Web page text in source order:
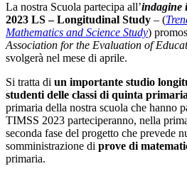
La nostra Scuola partecipa all’indagine
2023 LS – Longitudinal Study – (
Mathematics and Science Study)
Association for the Evaluation of
svolgerà nel mese di aprile.
Si tratta di un importante studio
studenti delle classi di quinta primaria
primaria della nostra scuola che hanno
TIMSS 2023 parteciperanno, nella
seconda fase del progetto che prevede
somministrazione di prove di
primaria.